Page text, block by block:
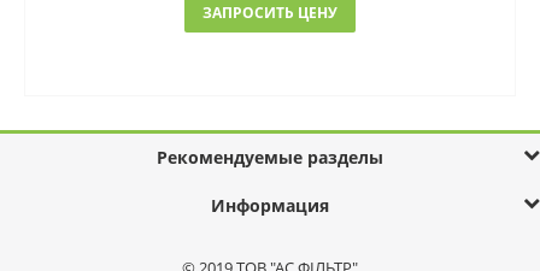
ЗАПРОСИТЬ ЦЕНУ
Рекомендуемые разделы
Информация